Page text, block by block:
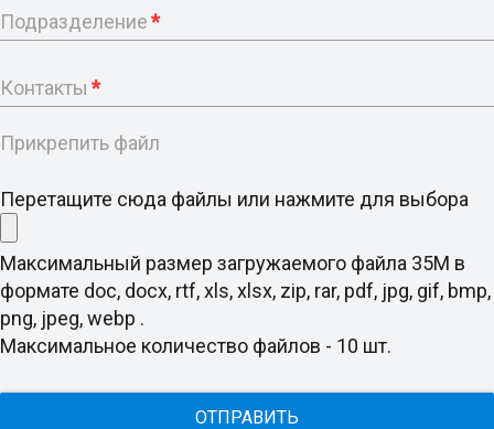
Подразделение*
Контакты *
Прикрепить файл
Перетащите сюда файлы или нажмите для выбора
Максимальный размер загружаемого файла 35M в
формате doc, docx, rtf, xls, xlsx, zip, rar, pdf, jpg, gif, bmp,
png, jpeg, webp .
Максимальное количество файлов - 10 шт.
ОТПРАВИТЬ